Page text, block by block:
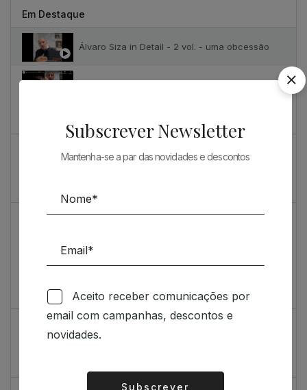
Em Destaque
Álvaro Siza in Detail - 2 vol. - uma obcessão
O máximo rigor
PRENDA ESPECIAL PARA ARQUITECTOS 2023
Feedback
Índice de satisfação inédito
Subscrever Newsletter
Mantenha-se a par das novidades e descontos
Aceito receber comunicações por
email com campanhas, descontos e
novidades.
Subscrever